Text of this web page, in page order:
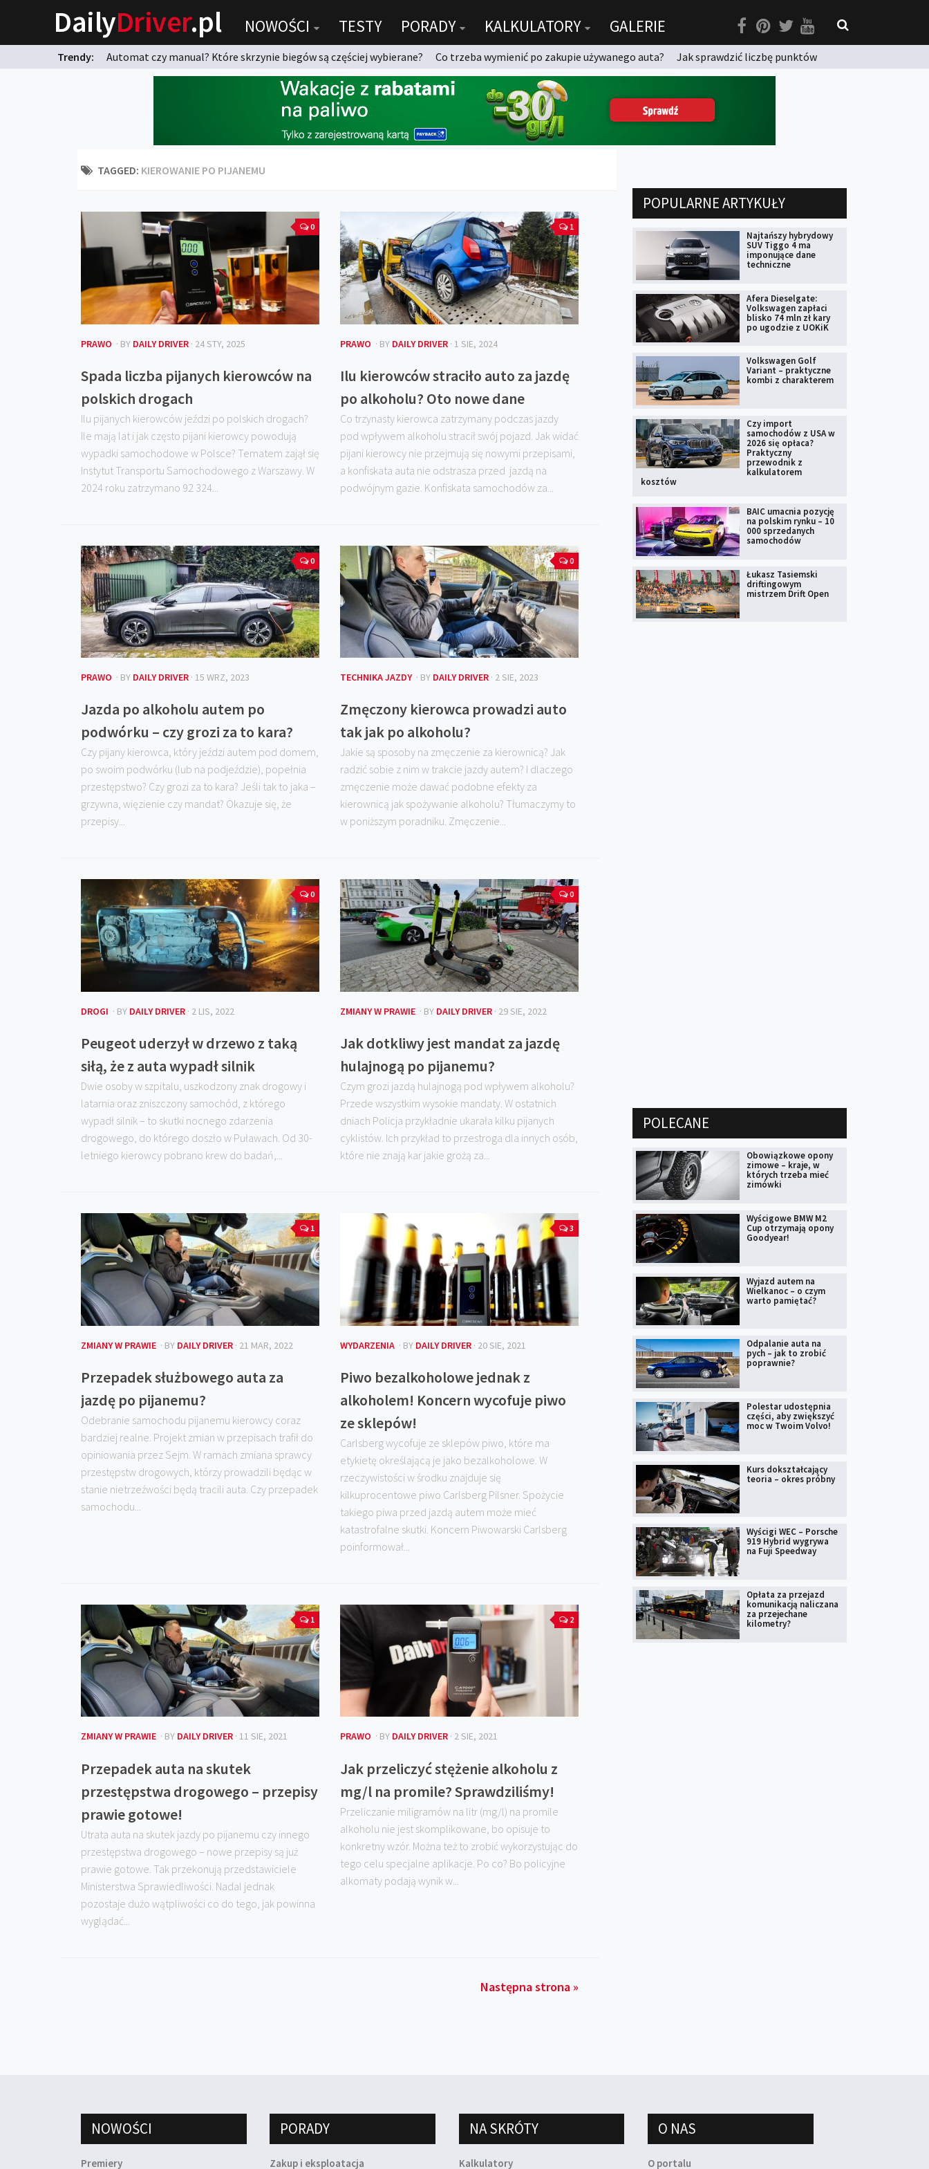
DailyDriver.pl NOWOŚCI TESTY PORADY KALKULATORY GALERIE
Trendy: Automat czy manual? Które skrzynie biegów są częściej wybierane? Co trzeba wymienić po zakupie używanego auta?
Jak sprawdzić liczbę punktów
TAGGED: KIEROWANIE PO PIJANEMU
0
PRAWO · BY DAILY DRIVER · 24 STY, 2025
Spada liczba pijanych kierowców na
polskich drogach
Ilu pijanych kierowców jeździ po polskich drogach?
Ile mają lat i jak często pijani kierowcy powodują
wypadki samochodowe w Polsce? Tematem zajął się
Instytut Transportu Samochodowego z Warszawy. W
2024 roku zatrzymano 92 324...
1
PRAWO · BY DAILY DRIVER · 1 SIE, 2024
Ilu kierowców straciło auto za jazdę
po alkoholu? Oto nowe dane
Co trzynasty kierowca zatrzymany podczas jazdy
pod wpływem alkoholu stracił swój pojazd. Jak widać
pijani kierowcy nie przejmują się nowymi przepisami,
a konfiskata auta nie odstrasza przed jazdą na
podwójnym gazie. Konfiskata samochodów za...
0
PRAWO · BY DAILY DRIVER · 15 WRZ, 2023
Jazda po alkoholu autem po
podwórku – czy grozi za to kara?
Czy pijany kierowca, który jeździ autem pod domem,
po swoim podwórku (lub na podjeździe), popełnia
przestępstwo? Czy grozi za to kara? Jeśli tak to jaka –
grzywna, więzienie czy mandat? Okazuje się, że
przepisy...
0
TECHNIKA JAZDY · BY DAILY DRIVER · 2 SIE, 2023
Zmęczony kierowca prowadzi auto
tak jak po alkoholu?
Jakie są sposoby na zmęczenie za kierownicą? Jak
radzić sobie z nim w trakcie jazdy autem? I dlaczego
zmęczenie może dawać podobne efekty za
kierownicą jak spożywanie alkoholu? Tłumaczymy to
w poniższym poradniku. Zmęczenie...
0
DROGI · BY DAILY DRIVER · 2 LIS, 2022
Peugeot uderzył w drzewo z taką
siłą, że z auta wypadł silnik
Dwie osoby w szpitalu, uszkodzony znak drogowy i
latarnia oraz zniszczony samochód, z którego
wypadł silnik – to skutki nocnego zdarzenia
drogowego, do którego doszło w Puławach. Od 30-
letniego kierowcy pobrano krew do badań,...
0
ZMIANY W PRAWIE · BY DAILY DRIVER · 29 SIE, 2022
Jak dotkliwy jest mandat za jazdę
hulajnogą po pijanemu?
Czym grozi jazdą hulajnogą pod wpływem alkoholu?
Przede wszystkim wysokie mandaty. W ostatnich
dniach Policja przykładnie ukarała kilku pijanych
cyklistów. Ich przykład to przestroga dla innych osób,
które nie znają kar jakie grożą za...
1
ZMIANY W PRAWIE · BY DAILY DRIVER · 21 MAR, 2022
Przepadek służbowego auta za
jazdę po pijanemu?
Odebranie samochodu pijanemu kierowcy coraz
bardziej realne. Projekt zmian w przepisach trafił do
opiniowania przez Sejm. W ramach zmiana sprawcy
przestępstw drogowych, którzy prowadzili będąc w
stanie nietrzeźwości będą tracili auta. Czy przepadek
samochodu...
3
WYDARZENIA · BY DAILY DRIVER · 20 SIE, 2021
Piwo bezalkoholowe jednak z
alkoholem! Koncern wycofuje piwo
ze sklepów!
Carlsberg wycofuje ze sklepów piwo, które ma
etykietę określającą je jako bezalkoholowe. W
rzeczywistości w środku znajduje się
kilkuprocentowe piwo Carlsberg Pilsner. Spożycie
takiego piwa przed jazdą autem może mieć
katastrofalne skutki. Koncern Piwowarski Carlsberg
poinformował...
1
ZMIANY W PRAWIE · BY DAILY DRIVER · 11 SIE, 2021
Przepadek auta na skutek
przestępstwa drogowego – przepisy
prawie gotowe!
Utrata auta na skutek jazdy po pijanemu czy innego
przestępstwa drogowego – nowe przepisy są już
prawie gotowe. Tak przekonują przedstawiciele
Ministerstwa Sprawiedliwości. Nadal jednak
pozostaje dużo wątpliwości co do tego, jak powinna
wyglądać...
2
PRAWO · BY DAILY DRIVER · 2 SIE, 2021
Jak przeliczyć stężenie alkoholu z
mg/l na promile? Sprawdziliśmy!
Przeliczanie miligramów na litr (mg/l) na promile
alkoholu nie jest skomplikowane, bo opisuje to
konkretny wzór. Można też to zrobić wykorzystując do
tego celu specjalne aplikacje. Po co? Bo policyjne
alkomaty podają wynik w...
Następna strona »
POPULARNE ARTYKUŁY
Najtańszy hybrydowy
SUV Tiggo 4 ma
imponujące dane
techniczne
Afera Dieselgate:
Volkswagen zapłaci
blisko 74 mln zł kary
po ugodzie z UOKiK
Volkswagen Golf
Variant – praktyczne
kombi z charakterem
Czy import
samochodów z USA w
2026 się opłaca?
Praktyczny
przewodnik z
kalkulatorem
kosztów
BAIC umacnia pozycję
na polskim rynku – 10
000 sprzedanych
samochodów
Łukasz Tasiemski
driftingowym
mistrzem Drift Open
POLECANE
Obowiązkowe opony
zimowe – kraje, w
których trzeba mieć
zimówki
Wyścigowe BMW M2
Cup otrzymają opony
Goodyear!
Wyjazd autem na
Wielkanoc – o czym
warto pamiętać?
Odpalanie auta na
pych – jak to zrobić
poprawnie?
Polestar udostępnia
części, aby zwiększyć
moc w Twoim Volvo!
Kurs dokształcający
teoria – okres próbny
Wyścigi WEC – Porsche
919 Hybrid wygrywa
na Fuji Speedway
Opłata za przejazd
komunikacją naliczana
za przejechane
kilometry?
NOWOŚCI
Premiery
PORADY
Zakup i eksploatacja
NA SKRÓTY
Kalkulatory
O NAS
O portalu